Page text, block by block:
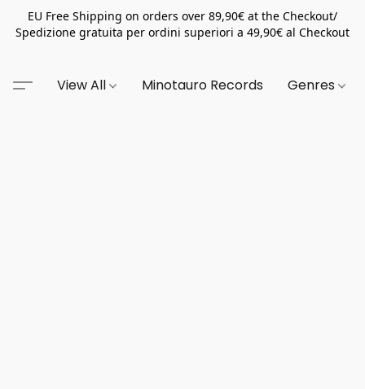
EU Free Shipping on orders over 89,90€ at the Checkout/
Spedizione gratuita per ordini superiori a 49,90€ al Checkout
View All Minotauro Records Genres